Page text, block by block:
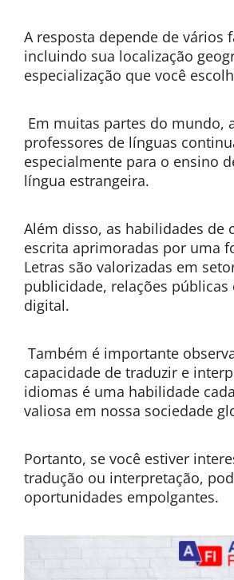
A resposta depende de vários
incluindo sua localização
especialização que você
Em muitas partes do mundo,
professores de línguas
especialmente para o ensino
língua estrangeira.
Além disso, as habilidades de
escrita aprimoradas por uma
Letras são valorizadas em
publicidade, relações públicas
digital.
Também é importante
capacidade de traduzir e
idiomas é uma habilidade
valiosa em nossa sociedade
Portanto, se você estiver
tradução ou interpretação,
oportunidades empolgantes.